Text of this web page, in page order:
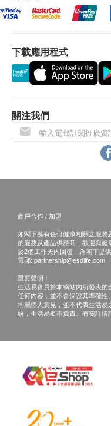
下載應用程式
關注我們
商戶合作 / 加盟
如閣下擁有任何健康相關之服務
的服務及產品供應商，歡迎與健
於2個工作天內回覆，為閣下提
電郵: partnership@esdlife.com
重要聲明：
生活易會員於本網站內所發表
任何內容，並不會保證其準確
均屬個人意見，並不代表生活
紛，生活易概不負責。有關詳情